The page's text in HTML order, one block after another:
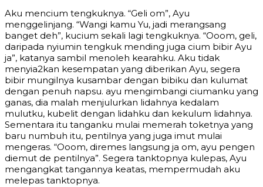
Aku mencium tengkuknya. “Geli om”, Ayu
menggelinjang. “Wangi kamu Yu, jadi merangsang
banget deh”, kucium sekali lagi tengkuknya. “Ooom, geli,
daripada nyiumin tengkuk mending juga cium bibir Ayu
ja”, katanya sambil menoleh kearahku. Aku tidak
menyia2kan kesempatan yang diberikan Ayu, segera
bibir mungilnya kusambar dengan bibiku dan kulumat
dengan penuh napsu. ayu mengimbangi ciumanku yang
ganas, dia malah menjulurkan lidahnya kedalam
mulutku, kubelit dengan lidahku dan kekulum lidahnya.
Sementara itu tanganku mulai memerah toketnya yang
baru numbuh itu, pentilnya yang juga imut mulai
mengeras. “Ooom, diremes langsung ja om, ayu pengen
diemut de pentilnya”. Segera tanktopnya kulepas, Ayu
mengangkat tangannya keatas, mempermudah aku
melepas tanktopnya.